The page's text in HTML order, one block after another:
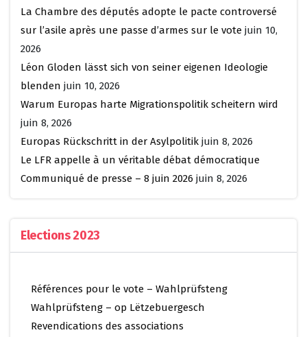
La Chambre des députés adopte le pacte controversé
sur l’asile après une passe d’armes sur le vote juin 10,
2026
Léon Gloden lässt sich von seiner eigenen Ideologie
blenden juin 10, 2026
Warum Europas harte Migrationspolitik scheitern wird
juin 8, 2026
Europas Rückschritt in der Asylpolitik juin 8, 2026
Le LFR appelle à un véritable débat démocratique
Communiqué de presse – 8 juin 2026 juin 8, 2026
Elections 2023
Références pour le vote – Wahlprüfsteng
Wahlprüfsteng – op Lëtzebuergesch
Revendications des associations